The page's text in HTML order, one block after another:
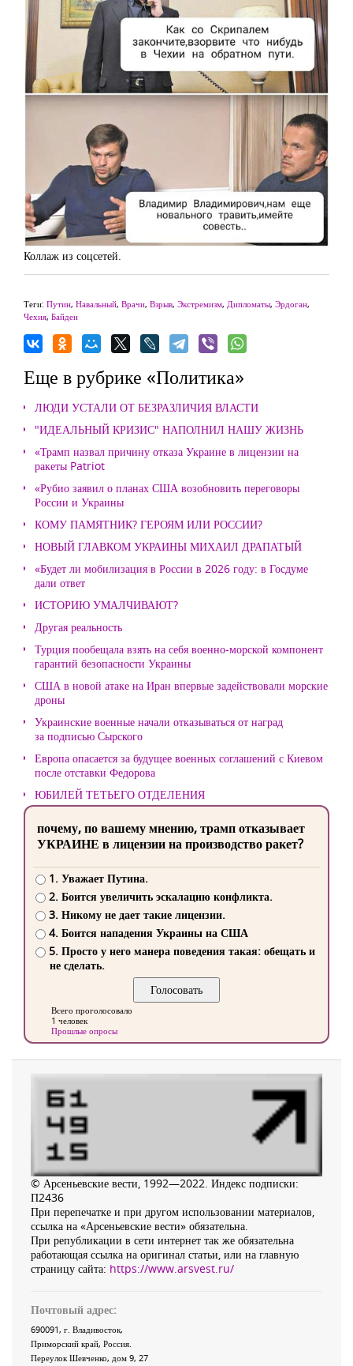
Коллаж из соцсетей.
Теги: Путин, Навальный, Врачи, Взрыв, Экстремизм, Дипломаты, Эрдоган,
Чехия, Байден
Еще в рубрике «Политика»
ЛЮДИ УСТАЛИ ОТ БЕЗРАЗЛИЧИЯ ВЛАСТИ
"ИДЕАЛЬНЫЙ КРИЗИС" НАПОЛНИЛ НАШУ ЖИЗНЬ
«Трамп назвал причину отказа Украине в лицензии на
ракеты Patriot
«Рубио заявил о планах США возобновить переговоры
России и Украины
КОМУ ПАМЯТНИК? ГЕРОЯМ ИЛИ РОССИИ?
НОВЫЙ ГЛАВКОМ УКРАИНЫ МИХАИЛ ДРАПАТЫЙ
«Будет ли мобилизация в России в 2026 году: в Госдуме
дали ответ
ИСТОРИЮ УМАЛЧИВАЮТ?
Другая реальность
Турция пообещала взять на себя военно-морской компонент
гарантий безопасности Украины
США в новой атаке на Иран впервые задействовали морские
дроны
Украинские военные начали отказываться от наград
за подписью Сырского
Европа опасается за будущее военных соглашений с Киевом
после отставки Федорова
ЮБИЛЕЙ ТЕТЬЕГО ОТДЕЛЕНИЯ
почему, по вашему мнению, трамп отказывает
УКРАИНЕ в лицензии на производство ракет?
1. Уважает Путина.
2. Боится увеличить эскалацию конфликта.
3. Никому не дает такие лицензии.
4. Боится нападения Украины на США
5. Просто у него манера поведения такая: обещать и
не сделать.
Всего проголосовало
1 человек
Прошлые опросы
© Арсеньевские вести, 1992—2022. Индекс подписки:
П2436
При перепечатке и при другом использовании материалов,
ссылка на «Арсеньевские вести» обязательна.
При републикации в сети интернет так же обязательна
работающая ссылка на оригинал статьи, или на главную
страницу сайта: https://www.arsvest.ru/
Почтовый адрес:
690091, г. Владивосток,
Приморский край, Россия.
Переулок Шевченко, дом 9, 27